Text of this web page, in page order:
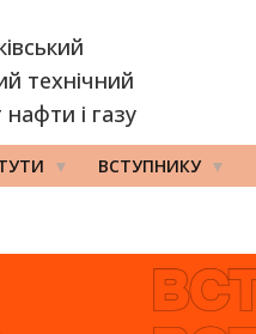
технічний
нафти і газу
ВСТУПНИКУ